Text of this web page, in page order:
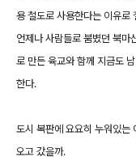
용 철도로 사용한다는 이유로
언제나 사람들로 붐볐던 북마
로 만든 육교와 함께 지금도
한다.
도시 복판에 요요히 누워있는
오고 갔을까.